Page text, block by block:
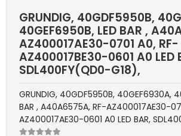
GRUNDIG, 40GDF5950B,
40GEF6950B, LED BAR ,
AZ400017AE30-0701 A0, RF-
AZ400017BE30-0601 A0 LED
SDL400FY(QD0-G18),
GRUNDIG, 40GDF5950B, 40GEF6930A,
BAR , A40A6575A, RF-AZ400017AE30-
AZ400017AE30-0601 A0 LED BAR,